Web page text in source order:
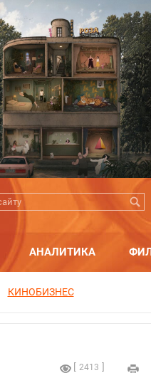
АНАЛИТИКА
КИНОБИЗНЕС
2413